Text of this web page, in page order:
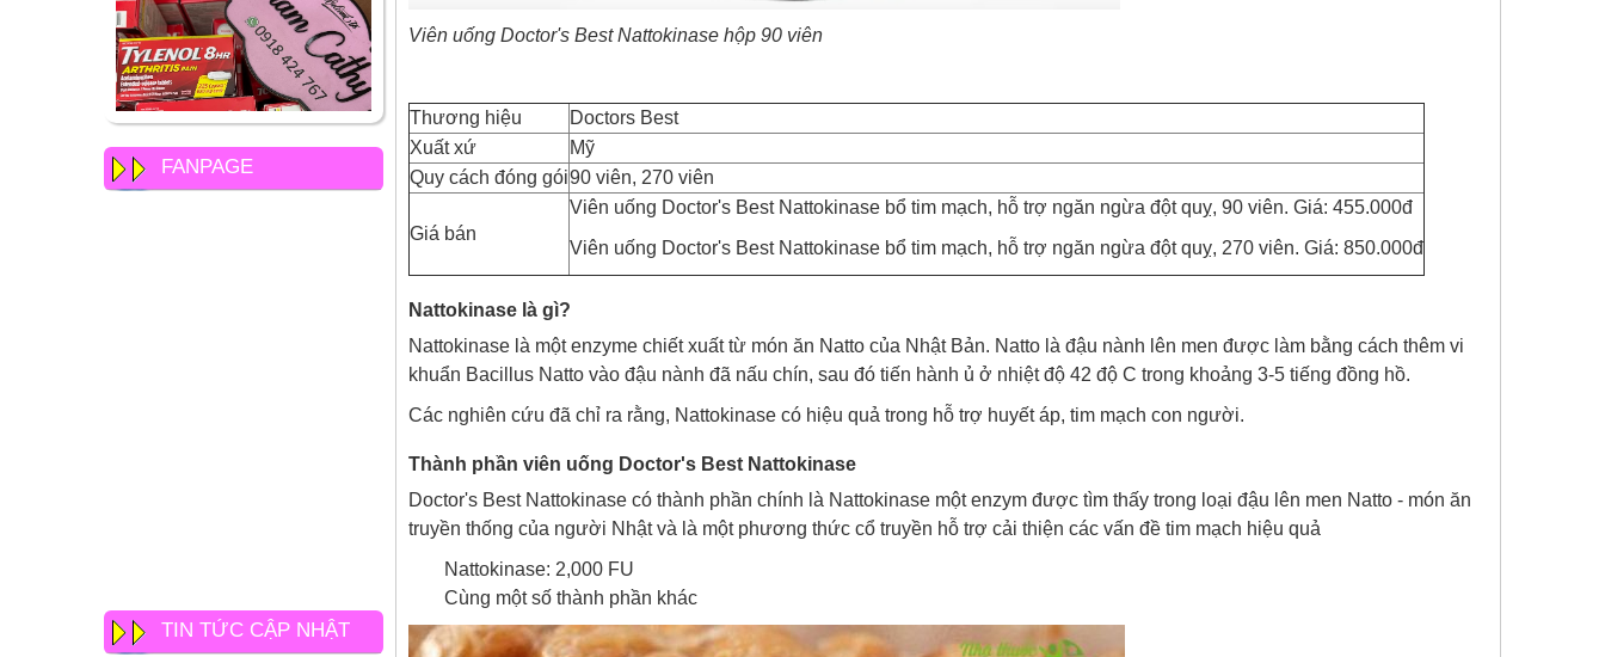
FANPAGE
TIN TỨC CẬP NHẬT
Thuốc đặt trĩ tốt nhất hiện
Viên uống Doctor's Best Nattokinase hộp 90 viên
Thương hiệu
Doctors Best
Xuất xứ
Mỹ
Quy cách đóng gói90 viên, 270 viên
Giá bán
Viên uống Doctor's Best Nattokinase bổ tim mạch, hỗ trợ ngăn ngừa đột quỵ, 90 viên. Giá: 455.000đ
Viên uống Doctor's Best Nattokinase bổ tim mạch, hỗ trợ ngăn ngừa đột quỵ, 270 viên. Giá: 850.000đ
Nattokinase là gì?
Nattokinase là một enzyme chiết xuất từ món ăn Natto của Nhật Bản. Natto là đậu nành lên men được làm bằng cách thêm vi
khuẩn Bacillus Natto vào đậu nành đã nấu chín, sau đó tiến hành ủ ở nhiệt độ 42 độ C trong khoảng 3-5 tiếng đồng hồ.
Các nghiên cứu đã chỉ ra rằng, Nattokinase có hiệu quả trong hỗ trợ huyết áp, tim mạch con người.
Thành phần viên uống Doctor's Best Nattokinase
Doctor's Best Nattokinase có thành phần chính là Nattokinase một enzym được tìm thấy trong loại đậu lên men Natto - món ăn
truyền thống của người Nhật và là một phương thức cổ truyền hỗ trợ cải thiện các vấn đề tim mạch hiệu quả
Nattokinase: 2,000 FU
Cùng một số thành phần khác